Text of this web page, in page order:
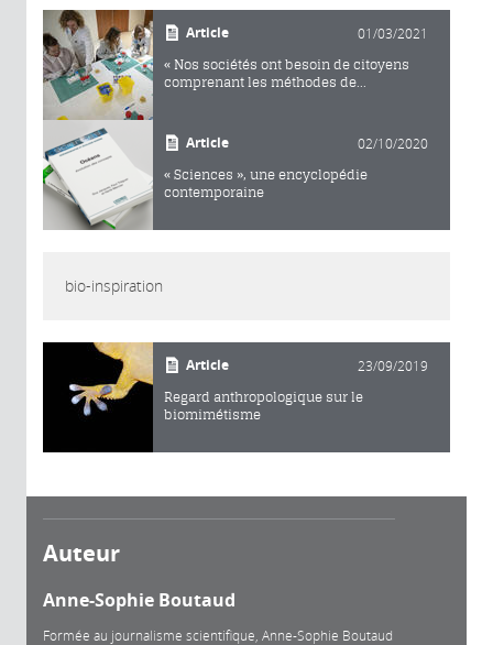
Article 01/03/2021
« Nos sociétés ont besoin de citoyens
comprenant les méthodes de...
Article 02/10/2020
« Sciences », une encyclopédie
contemporaine
bio-inspiration
Article 23/09/2019
Regard anthropologique sur le
biomimétisme
Auteur
Anne-Sophie Boutaud
Formée au journalisme scientifique, Anne-Sophie Boutaud